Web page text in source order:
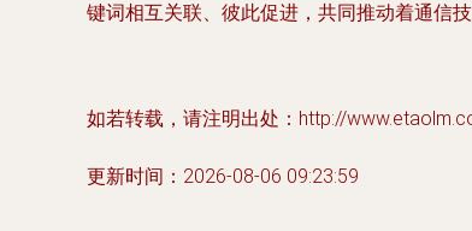
键词相互关联、彼此促进，共同推动着通信
如若转载，请注明出处：http://
更新时间：2026-08-06 09:23:59